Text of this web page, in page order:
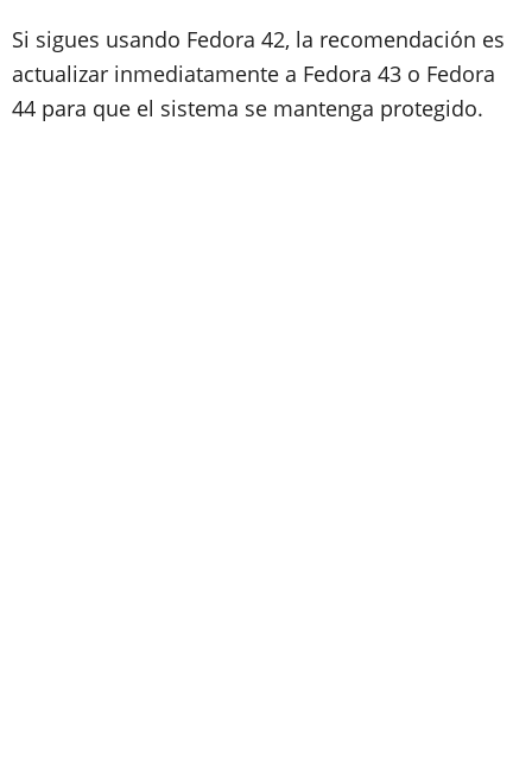
Si sigues usando Fedora 42, la recomendación es
actualizar inmediatamente a Fedora 43 o Fedora
44 para que el sistema se mantenga protegido.